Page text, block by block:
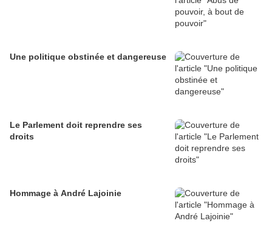
Une politique obstinée et dangereuse
Le Parlement doit reprendre ses
droits
Hommage à André Lajoinie